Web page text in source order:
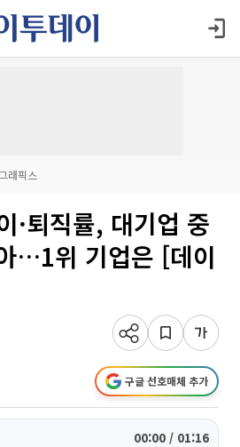
그래픽스
·퇴직률, 대기업 중
…1위 기업은 [데이
구글 선호매체 추가
00:00 / 01:16